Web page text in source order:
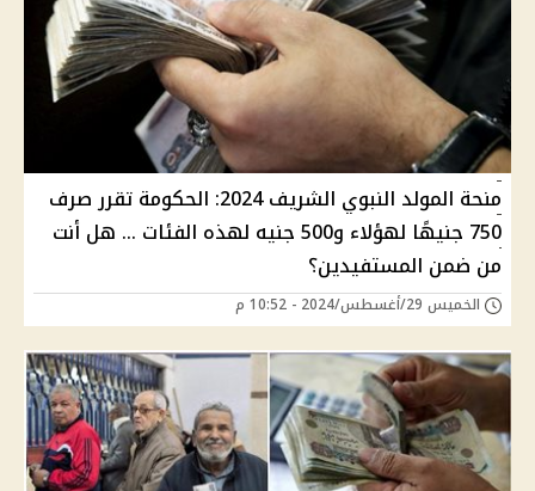
منحة المولد النبوي الشريف 2024: الحكومة تقرر صرف
750 جنيهًا لهؤلاء و500 جنيه لهذه الفئات … هل أنت
من ضمن المستفيدين؟
الخميس 29/أغسطس/2024 - 10:52 م